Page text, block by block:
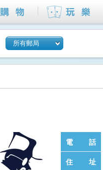
禮(活動期間：115/08/06-115/09/02)
所有郵局
電 話
住 址